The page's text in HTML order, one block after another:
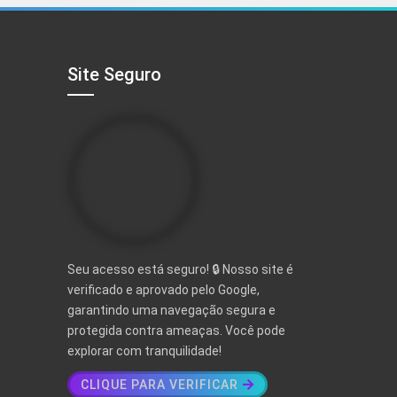
Site Seguro
Seu acesso está seguro! 🔒 Nosso site é
verificado e aprovado pelo Google,
garantindo uma navegação segura e
protegida contra ameaças. Você pode
explorar com tranquilidade!
CLIQUE PARA VERIFICAR